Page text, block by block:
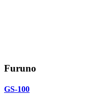
Furuno
GS-100